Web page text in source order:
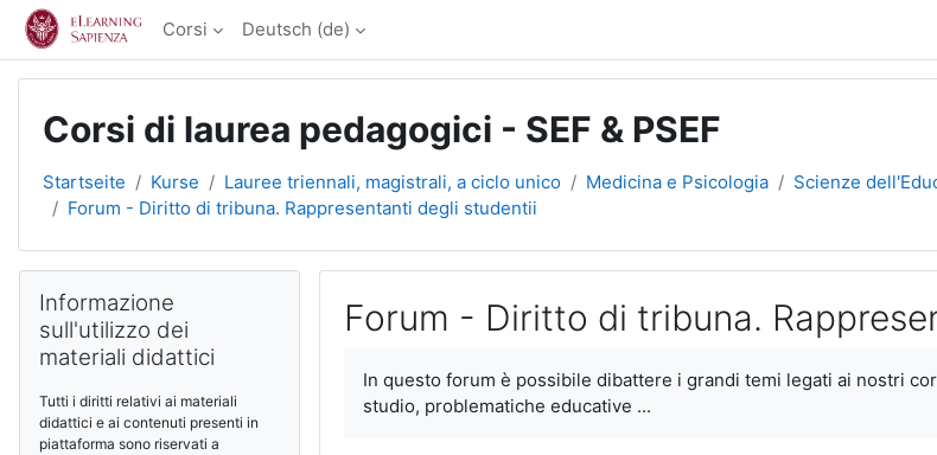
Zum Hauptinhalt
Corsi Deutsch ‎(de)‎
Corsi di laurea pedagogici - SEF & PSEF
Startseite Kurse Lauree triennali, magistrali, a ciclo unico Medicina e Psicologia Scienze
Forum - Diritto di tribuna. Rappresentanti degli studentii
Forum - Diritto di tribuna.
In questo forum è possibile dibattere i grandi temi legati ai nostri
studio, problematiche educative ...
Blöcke
Informazione
sull'utilizzo dei
materiali didattici
Tutti i diritti relativi ai materiali
didattici e ai contenuti presenti in
piattaforma sono riservati a